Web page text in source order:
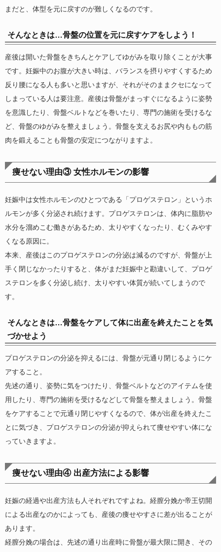
まだと、体型を元に戻すのが難しくなるのです。
そんなときは…骨盤の位置を元に戻すケアをしよう！
産後は開いた骨盤をきちんとケアしてゆがみを取り除くことが大事
です。妊娠中のお腹が大きい時は、バランスを摂りやすくするため
反り腰になる人も多いと思いますが、それがそのままクセになって
しまっている人は要注意。産後は骨盤がまっすぐになるように姿勢
を意識したり、骨盤ベルトなどを巻いたり、専門の施術を受けるな
ど、骨盤のゆがみを整えましょう。骨盤を支えるお尻や内ももの筋
肉を鍛えることも骨盤の安定につながりますよ。
痩せない理由③ 女性ホルモンの影響
妊娠中は女性ホルモンのひとつである「プロゲステロン」というホ
ルモンが多く分泌され続けます。プロゲステロンは、体内に脂肪や
水分を溜めこむ働きがあるため、太りやすくなったり、むくみやす
くなる原因に。
本来、産後はこのプロゲステロンの分泌は減るのですが、骨盤が上
手く閉じなかったりすると、体がまだ妊娠中と勘違いして、プロゲ
ステロンを多く分泌し続け、太りやすい体質が続いてしまうので
す。
そんなときは…骨盤をケアして体に出産を終えたことを気
づかせよう
プロゲステロンの分泌を抑えるには、骨盤が元通り閉じるようにケ
アすること。
先述の通り、姿勢に気をつけたり、骨盤ベルトなどのアイテムを使
用したり、専門の施術を受けるなどして骨盤を整えましょう。骨盤
をケアすることで元通り閉じやすくなるので、体が出産を終えたこ
とに気づき、プロゲステロンの分泌が抑えられて痩せやすい体にな
っていきますよ。
痩せない理由④ 出産方法による影響
妊娠の経過や出産方法も人それぞれですよね。経膣分娩か帝王切開
による出産なのかによっても、産後の痩せやすさに差が出ることが
あります。
経膣分娩の場合は、先述の通り出産時に骨盤が最大限に開き、その